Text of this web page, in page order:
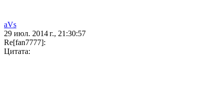
aVs
29 июл. 2014 г., 21:30:57
Re[fan7777]:
Цитата: